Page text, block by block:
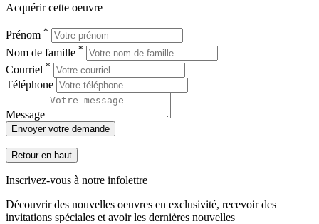
Acquérir cette oeuvre
Prénom *
Nom de famille *
Courriel *
Téléphone
Message
Envoyer votre demande
Retour en haut
Inscrivez-vous à notre infolettre
Découvrir des nouvelles oeuvres en exclusivité, recevoir des
invitations spéciales et avoir les dernières nouvelles